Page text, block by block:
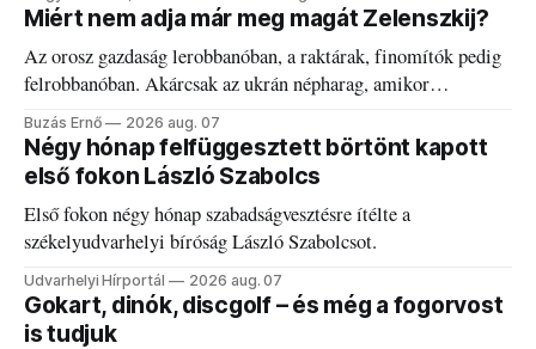
Miért nem adja már meg magát Zelenszkij?
Az orosz gazdaság lerobbanóban, a raktárak, finomítók pedig
felrobbanóban. Akárcsak az ukrán népharag, amikor
elégedetlen vezetőivel.
Buzás Ernő 2026 aug. 07
Négy hónap felfüggesztett börtönt kapott
első fokon László Szabolcs
Első fokon négy hónap szabadságvesztésre ítélte a
székelyudvarhelyi bíróság László Szabolcsot.
Udvarhelyi Hírportál 2026 aug. 07
Gokart, dinók, discgolf – és még a fogorvost
is tudjuk